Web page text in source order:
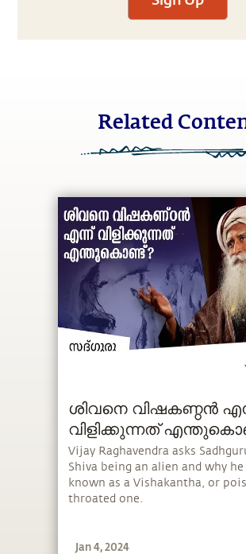
Related
ശിവനെ വിഷകണ്ഠൻ
വിളിക്കുന്നത്
How Shiva's Throat
Blue?
Vijay Raghavendra asks
Shiva being an alien and why he
known as a Vishakantha, or
throated one.
Jan 4, 2024